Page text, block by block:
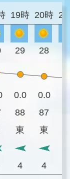
19時 20時
29 28
0.0 0.0
88 87
東 東
4 4